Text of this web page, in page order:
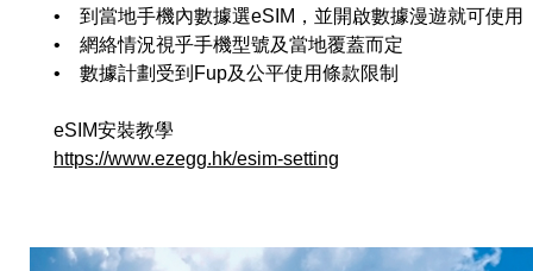
• 到當地手機內數據選eSIM，並開啟數據漫遊就可使用
• 網絡情況視乎手機型號及當地覆蓋而定
• 數據計劃受到Fup及公平使用條款限制
eSIM安裝教學
https://www.ezegg.hk/esim-setting